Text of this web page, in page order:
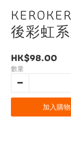
後彩虹
HK$98.00
數量
加入購